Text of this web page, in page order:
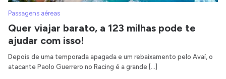
Passagens aéreas
Quer viajar barato, a 123 milhas pode te
ajudar com isso!
Depois de uma temporada apagada e um rebaixamento pelo Avaí, o
atacante Paolo Guerrero no Racing é a grande […]